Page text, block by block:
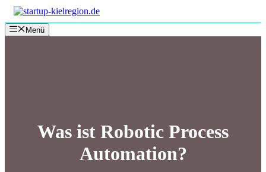
Zum
Inhalt
springenMenü
Was ist Robotic Process
Automation?